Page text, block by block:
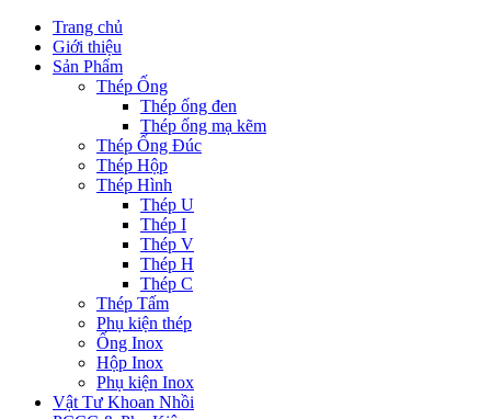
Trang chủ
Giới thiệu
Sản Phẩm
Thép Ống
Thép ống đen
Thép ống mạ kẽm
Thép Ống Đúc
Thép Hộp
Thép Hình
Thép U
Thép I
Thép V
Thép H
Thép C
Thép Tấm
Phụ kiện thép
Ống Inox
Hộp Inox
Phụ kiện Inox
Vật Tư Khoan Nhồi